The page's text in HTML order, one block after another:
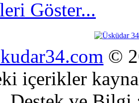
Göster...
©
içerikler